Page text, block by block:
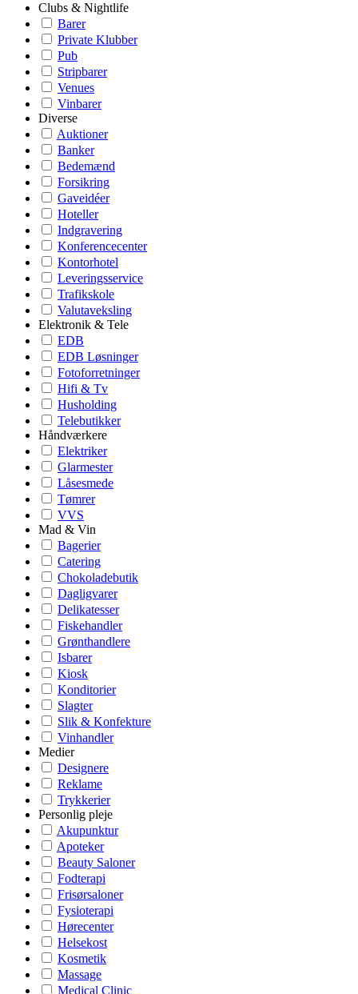
Clubs & Nightlife
Barer
Private Klubber
Pub
Stripbarer
Venues
Vinbarer
Diverse
Auktioner
Banker
Bedemænd
Forsikring
Gaveidéer
Hoteller
Indgravering
Konferencecenter
Kontorhotel
Leveringsservice
Trafikskole
Valutaveksling
Elektronik & Tele
EDB
EDB Løsninger
Fotoforretninger
Hifi & Tv
Husholding
Telebutikker
Håndværkere
Elektriker
Glarmester
Låsesmede
Tømrer
VVS
Mad & Vin
Bagerier
Catering
Chokoladebutik
Dagligvarer
Delikatesser
Fiskehandler
Grønthandlere
Isbarer
Kiosk
Konditorier
Slagter
Slik & Konfekture
Vinhandler
Medier
Designere
Reklame
Trykkerier
Personlig pleje
Akupunktur
Apoteker
Beauty Saloner
Fodterapi
Frisørsaloner
Fysioterapi
Hørecenter
Helsekost
Kosmetik
Massage
Medical Clinic